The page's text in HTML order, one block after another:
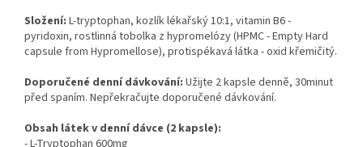
Složení: L-tryptophan, kozlík lékařský 10:1, vitamin B6 -
pyridoxin, rostlinná tobolka z hypromelózy (HPMC - Empty Hard
capsule from Hypromellose), protispékavá látka - oxid křemičitý.
Doporučené denní dávkování: Užijte 2 kapsle denně, 30minut
před spaním. Nepřekračujte doporučené dávkování.
Obsah látek v denní dávce (2 kapsle):